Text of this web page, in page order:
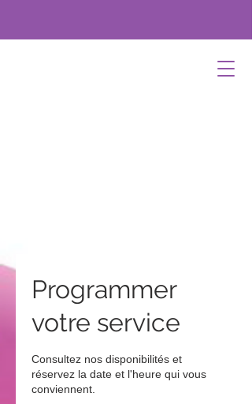
Programmer
votre service
Consultez nos disponibilités et
réservez la date et l'heure qui vous
conviennent.